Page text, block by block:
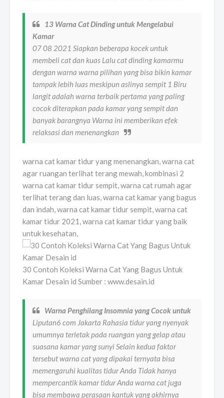
13 Warna Cat Dinding untuk Mengelabui
Kamar
07 08 2021 Siapkan beberapa kocek untuk
membeli cat dan kuas Lalu cat dinding kamarmu
dengan warna warna pilihan yang bisa bikin kamar
tampak lebih luas meskipun aslinya sempit 1 Biru
langit adalah warna terbaik pertama yang paling
cocok diterapkan pada kamar yang sempit dan
banyak barangnya Warna ini memberikan efek
relaksasi dan menenangkan
warna cat kamar tidur yang menenangkan, warna cat
agar ruangan terlihat terang mewah, kombinasi 2
warna cat kamar tidur sempit, warna cat rumah agar
terlihat terang dan luas, warna cat kamar yang bagus
dan indah, warna cat kamar tidur sempit, warna cat
kamar tidur 2021, warna cat kamar tidur yang baik
untuk kesehatan,
30 Contoh Koleksi Warna Cat Yang Bagus Untuk
Kamar Desain id Sumber : www.desain.id
Warna Penghilang Insomnia yang Cocok untuk
Liputan6 com Jakarta Rahasia tidur yang nyenyak
umumnya terletak pada ruangan yang gelap atau
suasana kamar yang sunyi Selain kedua faktor
tersebut warna cat yang dipakai ternyata bisa
memengaruhi kualitas tidur Anda Tidak hanya
mempercantik kamar tidur Anda warna cat juga
bisa membawa perasaan kantuk yang akhirnya